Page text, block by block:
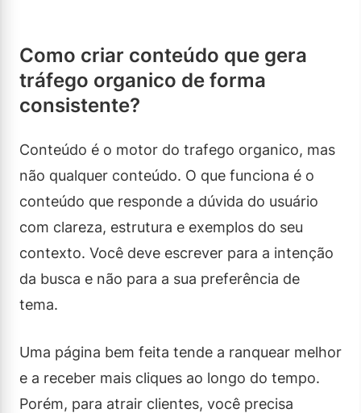
Como criar conteúdo que gera
tráfego organico de forma
consistente?
Conteúdo é o motor do trafego organico, mas
não qualquer conteúdo. O que funciona é o
conteúdo que responde a dúvida do usuário
com clareza, estrutura e exemplos do seu
contexto. Você deve escrever para a intenção
da busca e não para a sua preferência de
tema.
Uma página bem feita tende a ranquear melhor
e a receber mais cliques ao longo do tempo.
Porém, para atrair clientes, você precisa